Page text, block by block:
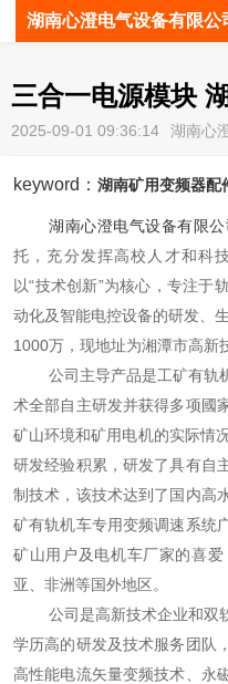
湖南心澄电气设备有限公
三合一电源模块
2025-09-01 09:36:14 湖南心
keyword： 湖南矿用变频器配
湖南心澄电气设备有限
托，充分发挥高校人才和科
以“技术创新”为核心，专注于
动化及智能电控设备的研发、
1000万，现地址为湘潭市高新
公司主导产品是工矿有轨
术全部自主研发并获得多项國
矿山环境和矿用电机的实际情
研发经验积累，研发了具有自
制技术，该技术达到了国内高
矿有轨机车专用变频调速系统
矿山用户及电机车厂家的喜
亚、非洲等国外地区。
公司是高新技术企业和双
学历高的研发及技术服务团队
高性能电流矢量变频技术、永